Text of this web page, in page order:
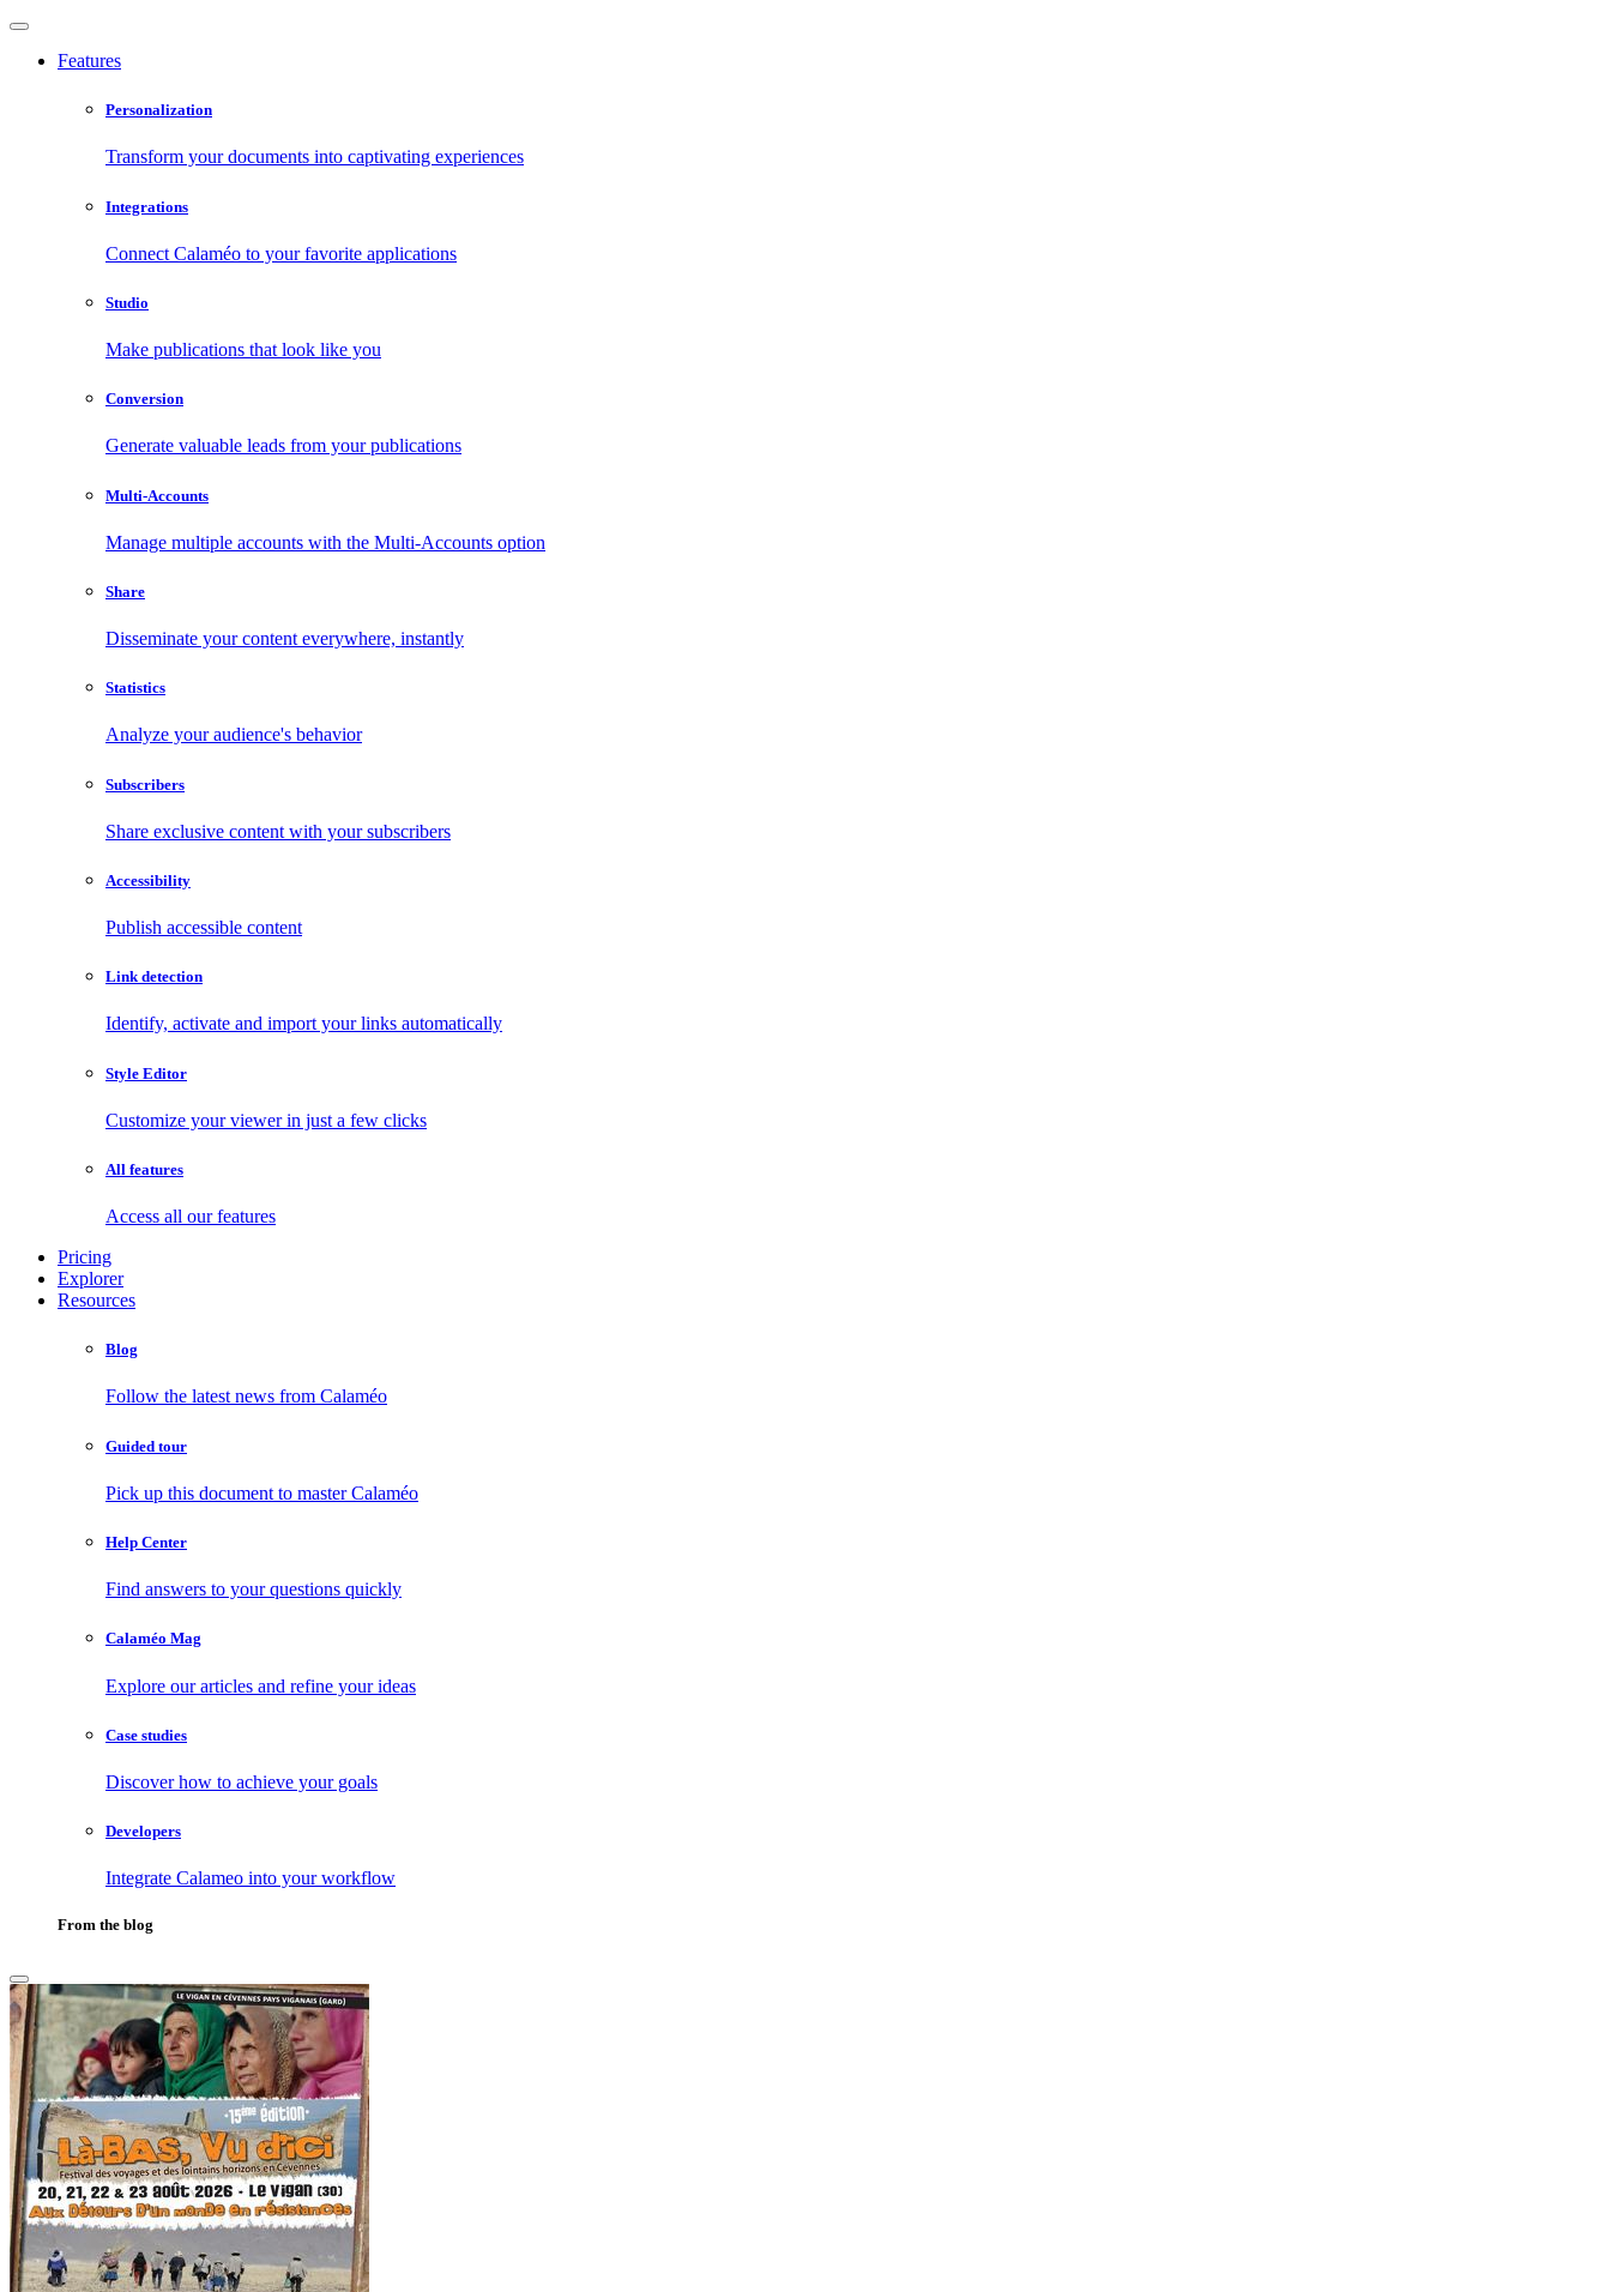
Features
Personalization
Transform your documents into captivating experiences
Integrations
Connect Calaméo to your favorite applications
Studio
Make publications that look like you
Conversion
Generate valuable leads from your publications
Multi-Accounts
Manage multiple accounts with the Multi-Accounts option
Share
Disseminate your content everywhere, instantly
Statistics
Analyze your audience's behavior
Subscribers
Share exclusive content with your subscribers
Accessibility
Publish accessible content
Link detection
Identify, activate and import your links automatically
Style Editor
Customize your viewer in just a few clicks
All features
Access all our features
Pricing
Explorer
Resources
Blog
Follow the latest news from Calaméo
Guided tour
Pick up this document to master Calaméo
Help Center
Find answers to your questions quickly
Calaméo Mag
Explore our articles and refine your ideas
Case studies
Discover how to achieve your goals
Developers
Integrate Calameo into your workflow
From the blog